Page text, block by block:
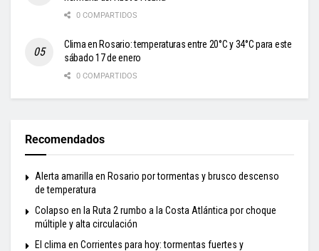
0 COMPARTIDOS
Clima en Rosario: temperaturas entre 20°C y 34°C para este
sábado 17 de enero
0 COMPARTIDOS
Recomendados
Alerta amarilla en Rosario por tormentas y brusco descenso
de temperatura
Colapso en la Ruta 2 rumbo a la Costa Atlántica por choque
múltiple y alta circulación
El clima en Corrientes para hoy: tormentas fuertes y